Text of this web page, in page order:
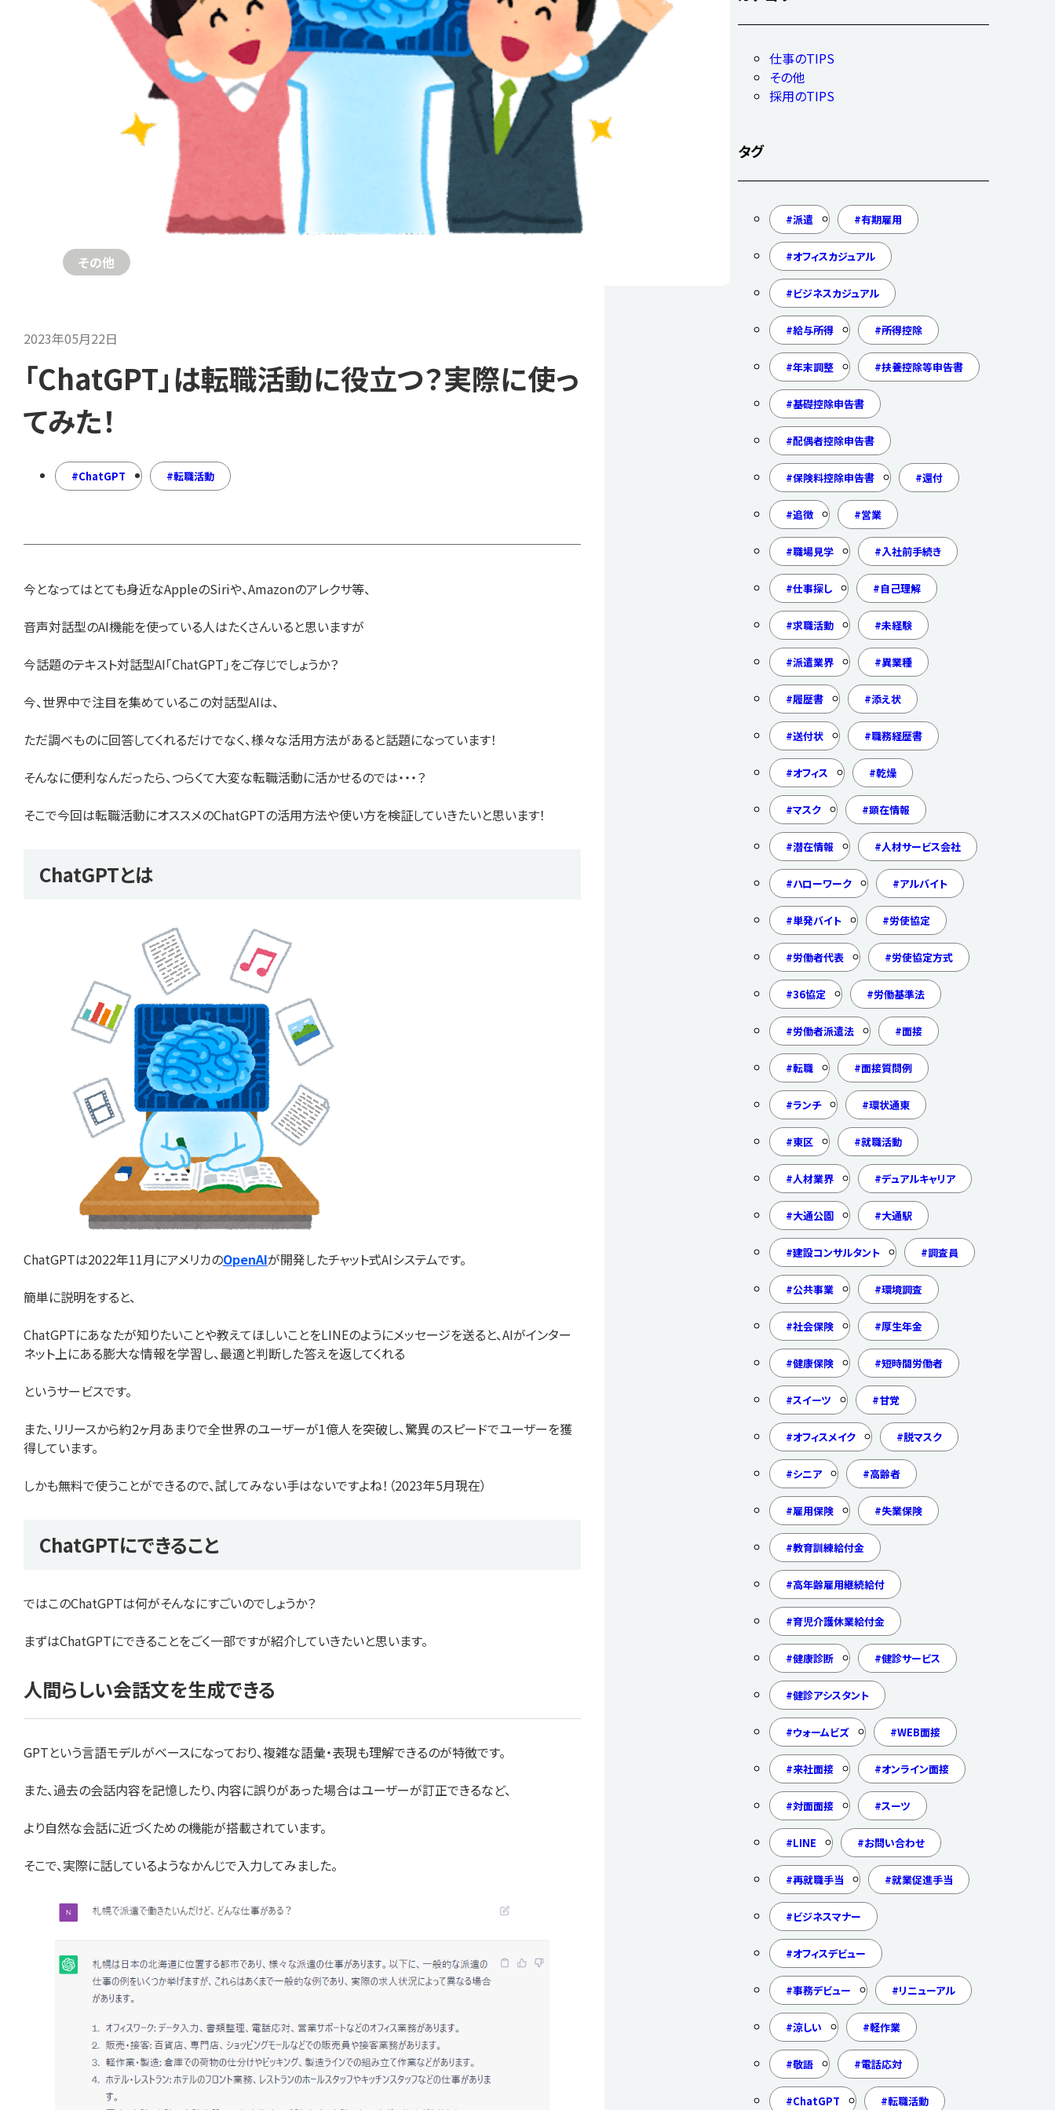
その他
2023年05月22日
「ChatGPT」は転職活動に役立つ？実際に使っ
てみた！
ChatGPT 転職活動
今となってはとても身近なAppleのSiriや、Amazonのアレクサ等、
音声対話型のAI機能を使っている人はたくさんいると思いますが
今話題のテキスト対話型AI「ChatGPT」をご存じでしょうか？
今、世界中で注目を集めているこの対話型AIは、
ただ調べものに回答してくれるだけでなく、様々な活用方法があると話題になっています！
そんなに便利なんだったら、つらくて大変な転職活動に活かせるのでは・・・？
そこで今回は転職活動にオススメのChatGPTの活用方法や使い方を検証していきたいと思います！
ChatGPTとは
ChatGPTは2022年11月にアメリカのOpenAIが開発したチャット式AIシステムです。
簡単に説明をすると、
ChatGPTにあなたが知りたいことや教えてほしいことをLINEのようにメッセージを送ると、AIがインター
ネット上にある膨大な情報を学習し、最適と判断した答えを返してくれる
というサービスです。
また、リリースから約2ヶ月あまりで全世界のユーザーが1億人を突破し、驚異のスピードでユーザーを獲
得しています。
しかも無料で使うことができるので、試してみない手はないですよね！（2023年5月現在）
ChatGPTにできること
ではこのChatGPTは何がそんなにすごいのでしょうか？
まずはChatGPTにできることをごく一部ですが紹介していきたいと思います。
人間らしい会話文を生成できる
GPTという言語モデルがベースになっており、複雑な語彙・表現も理解できるのが特徴です。
また、過去の会話内容を記憶したり、内容に誤りがあった場合はユーザーが訂正できるなど、
より自然な会話に近づくための機能が搭載されています。
そこで、実際に話しているようなかんじで入力してみました。
仕事のTIPS
その他
採用のTIPS
タグ
派遣 有期雇用
オフィスカジュアル
ビジネスカジュアル
給与所得 所得控除
年末調整 扶養控除等申告書
基礎控除申告書
配偶者控除申告書
保険料控除申告書 還付
追徴 営業
職場見学 入社前手続き
仕事探し 自己理解
求職活動 未経験
派遣業界 異業種
履歴書 添え状
送付状 職務経歴書
オフィス 乾燥
マスク 顕在情報
潜在情報 人材サービス会社
ハローワーク アルバイト
単発バイト 労使協定
労働者代表 労使協定方式
36協定 労働基準法
労働者派遣法 面接
転職 面接質問例
ランチ 環状通東
東区 就職活動
人材業界 デュアルキャリア
大通公園 大通駅
建設コンサルタント 調査員
公共事業 環境調査
社会保険 厚生年金
健康保険 短時間労働者
スイーツ 甘党
オフィスメイク 脱マスク
シニア 高齢者
雇用保険 失業保険
教育訓練給付金
高年齢雇用継続給付
育児介護休業給付金
健康診断 健診サービス
健診アシスタント
ウォームビズ WEB面接
来社面接 オンライン面接
対面面接 スーツ
LINE お問い合わせ
再就職手当 就業促進手当
ビジネスマナー
オフィスデビュー
事務デビュー リニューアル
涼しい 軽作業
敬語 電話応対
ChatGPT 転職活動